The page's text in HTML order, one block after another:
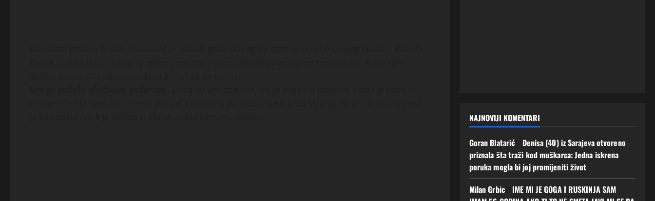
NAJNOVIJI KOMENTARI
Goran Blatarić
Denisa (40) iz Sarajeva otvoreno
priznala šta traži kod muškarca: Jedna iskrena
poruka mogla bi joj promijeniti život
Milan Grbico IME MI JE GOGA I RUSKINJA SAM